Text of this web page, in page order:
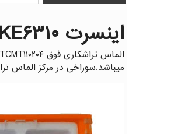
اینسرت TCMT۱۱۰۲۰۴ OKE۶۳۱۰ برند OKE (او کا ای)
میباشد.سوراخی در مرکز الماس